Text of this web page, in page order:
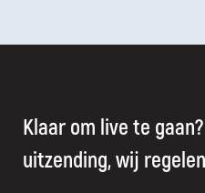
Klaar om live te
uitzending, wij